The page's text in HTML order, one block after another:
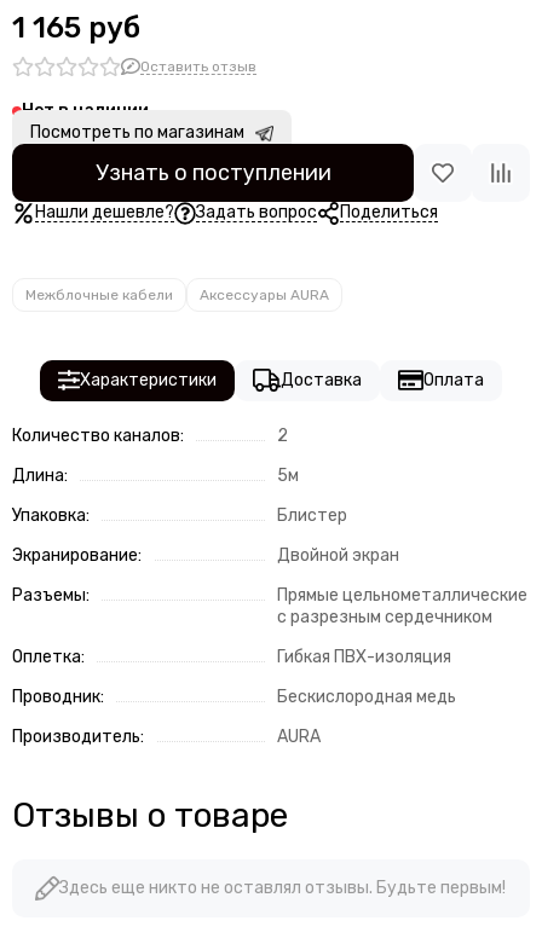
1 165 руб
Оставить отзыв
Нет в наличии
Посмотреть по магазинам
Узнать о поступлении
Нашли дешевле? Задать вопрос Поделиться
Межблочные кабели Аксессуары AURA
Характеристики Доставка Оплата
Количество каналов:
2
Длина:
5м
Упаковка:
Блистер
Экранирование:
Двойной экран
Разъемы:
Прямые цельнометаллические
с разрезным сердечником
Оплетка:
Гибкая ПВХ-изоляция
Проводник:
Бескислородная медь
Производитель:
AURA
Отзывы о товаре
Здесь еще никто не оставлял отзывы. Будьте первым!